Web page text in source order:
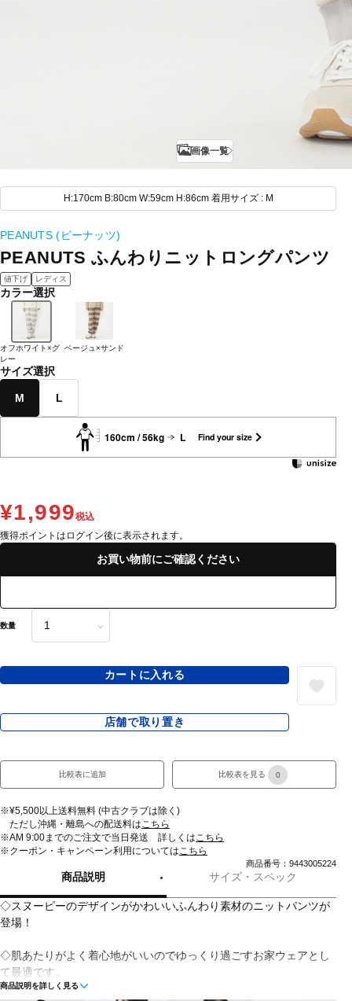
画像一覧
H:170cm B:80cm W:59cm H:86cm 着用サイズ : M
PEANUTS (ピーナッツ)
PEANUTS ふんわりニットロングパンツ
値下げ レディス
カラー選択
オフホワイト×グ
レー
ベージュ×サンド
サイズ選択
M L
160cm / 56kg L Find your size
¥1,999税込
獲得ポイントはログイン後に表示されます。
お買い物前にご確認ください
数量
カートに入れる
店舗で取り置き
比較表に追加 比較表を見る 0
※¥5,500以上送料無料 (中古クラブは除く)
ただし沖縄・離島への配送料はこちら
※AM 9:00までのご注文で当日発送 詳しくはこちら
※クーポン・キャンペーン利用についてはこちら
商品番号：9443005224
商品説明 サイズ・スペック
◇スヌーピーのデザインがかわいいふんわり素材のニットパンツが
登場！
◇肌あたりがよく着心地がいいのでゆっくり過ごすお家ウェアとし
て最適です。
商品説明を詳しく見る